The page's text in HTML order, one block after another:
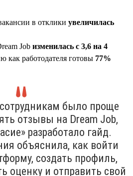
в отклики увеличилась
Job изменилась с 3,6 на 4
как работодателя готовы 77%
было проще
отзывы на Dream Job,
разработало гайд.
объяснила, как войти
создать профиль,
оценку и отправить свой